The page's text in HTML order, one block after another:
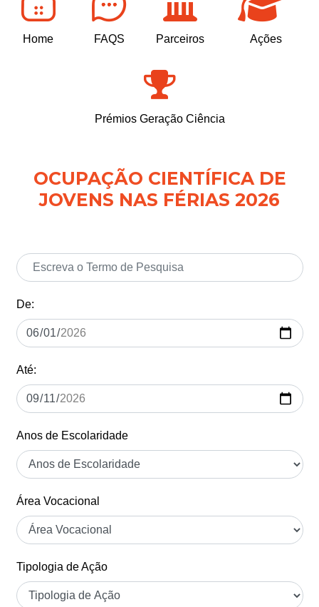
Home FAQS Parceiros Ações
Prémios Geração Ciência
OCUPAÇÃO CIENTÍFICA DE
JOVENS NAS FÉRIAS 2026
De:
Até:
Anos de Escolaridade
Área Vocacional
Tipologia de Ação